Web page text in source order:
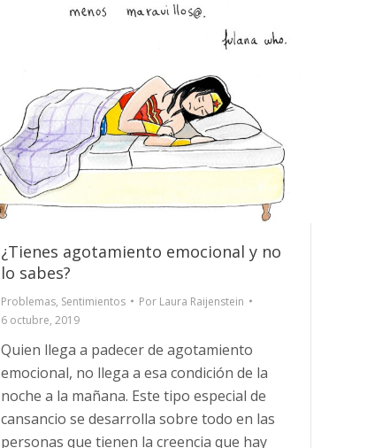
¿Tienes agotamiento emocional y no
lo sabes?
Problemas, Sentimientos Por Laura Raijenstein
6 octubre, 2019
Quien llega a padecer de agotamiento
emocional, no llega a esa condición de la
noche a la mañana. Este tipo especial de
cansancio se desarrolla sobre todo en las
personas que tienen la creencia que hay